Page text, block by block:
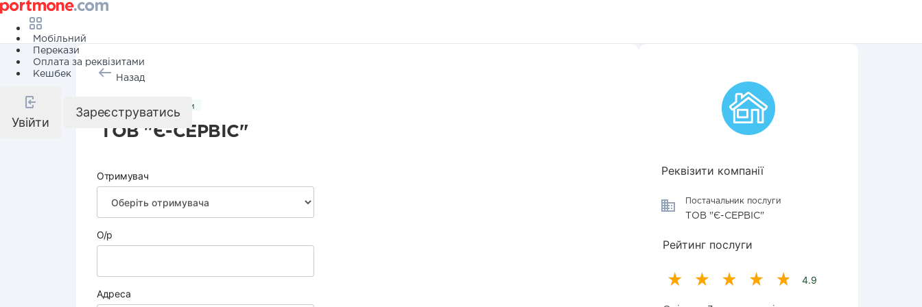
Мобільний
Перекази
Оплата за реквізитами
Кешбек
Увійти
Зареєструватись
Назад
Комунальні послуги
ТОВ "Є-СЕРВІС"
Отримувач
О/р
Адреса
Реквізити компанії
Постачальник послуги
ТОВ "Є-СЕРВІС"
Рейтинг послуги
4.9